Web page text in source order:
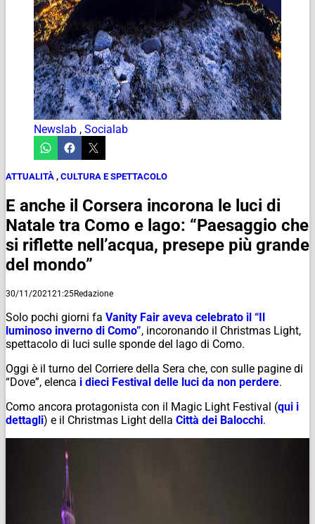
Newslab , Socialab
ATTUALITÀ , CULTURA E SPETTACOLO
E anche il Corsera incorona le luci di
Natale tra Como e lago: “Paesaggio che
si riflette nell’acqua, presepe più grande
del mondo”
30/11/202121:25Redazione
Solo pochi giorni fa Vanity Fair aveva celebrato il “Il
luminoso inverno di Como”, incoronando il Christmas Light,
spettacolo di luci sulle sponde del lago di Como.
Oggi è il turno del Corriere della Sera che, con sulle pagine di
“Dove”, elenca i dieci Festival delle luci da non perdere.
Como ancora protagonista con il Magic Light Festival (qui i
dettagli) e il Christmas Light della Città dei Balocchi.